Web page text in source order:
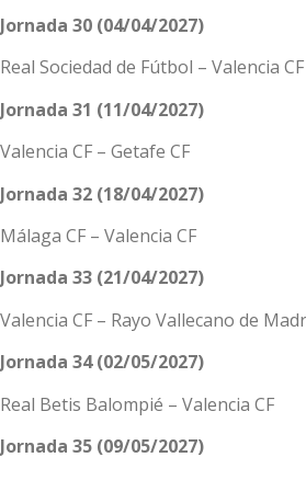
Jornada 30 (04/04/2027)
Real Sociedad de Fútbol – Valencia CF
Jornada 31 (11/04/2027)
Valencia CF – Getafe CF
Jornada 32 (18/04/2027)
Málaga CF – Valencia CF
Jornada 33 (21/04/2027)
Valencia CF – Rayo Vallecano de
Jornada 34 (02/05/2027)
Real Betis Balompié – Valencia CF
Jornada 35 (09/05/2027)